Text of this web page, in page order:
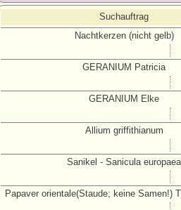
Suchauftrag
Nachtkerzen (nicht gelb)
GERANIUM Patricia
GERANIUM Elke
Allium griffithianum
Sanikel - Sanicula europaea
Papaver orientale(Staude; keine Samen!)